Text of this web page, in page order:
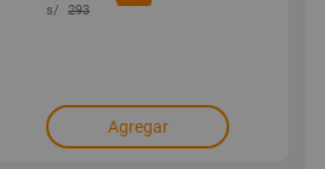
s/ 293
Agregar